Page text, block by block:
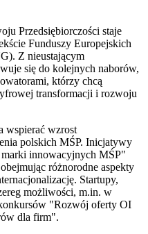
Przedsiębiorczości staje
Funduszy Europejskich
Z nieustającym
się do kolejnych naborów,
którzy chcą
transformacji i rozwoju
wspierać wzrost
polskich MŚP. Inicjatywy
innowacyjnych MŚP"
różnorodne aspekty
Startupy,
możliwości, m.in. w
"Rozwój oferty OI
dla firm".